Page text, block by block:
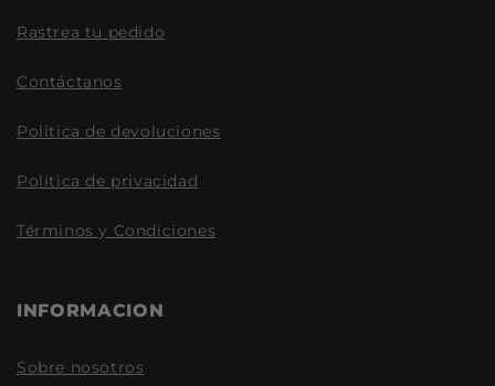
Rastrea tu pedido
Contáctanos
Política de devoluciones
Política de privacidad
Términos y Condiciones
INFORMACION
Sobre nosotros